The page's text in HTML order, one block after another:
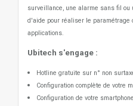
surveillance, une alarme sans fil ou
d'aide pour réaliser le paramétrage
applications.
Ubitech s'engage :
Hotline gratuite sur n° non
Configuration complète de votre
Configuration de votre